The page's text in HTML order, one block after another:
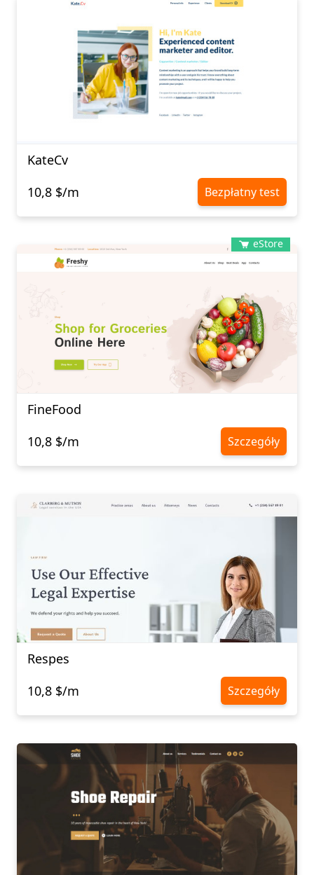
KateCv
10,8 $/m
Bezpłatny test
eStore
FineFood
10,8 $/m
Szczegóły
Respes
10,8 $/m
Szczegóły